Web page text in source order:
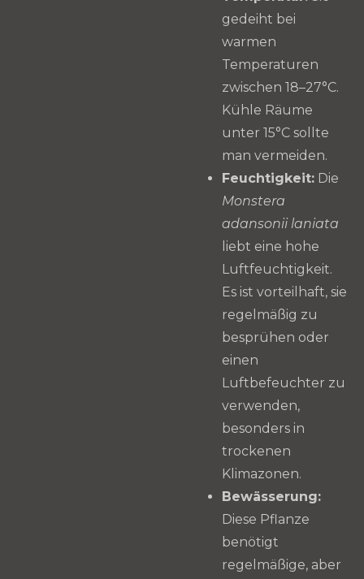
gedeiht bei
warmen
Temperaturen
zwischen 18–27°C.
Kühle Räume
unter 15°C sollte
man vermeiden.
Feuchtigkeit: Die
Monstera
adansonii laniata
liebt eine hohe
Luftfeuchtigkeit.
Es ist vorteilhaft, sie
regelmäßig zu
besprühen oder
einen
Luftbefeuchter zu
verwenden,
besonders in
trockenen
Klimazonen.
Bewässerung:
Diese Pflanze
benötigt
regelmäßige, aber